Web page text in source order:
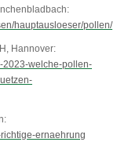
hauptausloeser/pollen/
Hannover:
2023-welche-pollen-
ernaehrung